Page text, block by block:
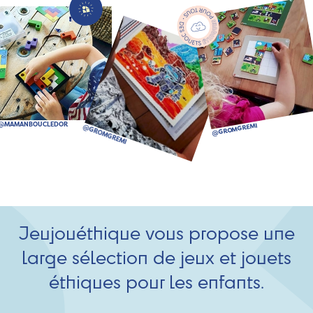
Jeujouéthique vous propose une
large sélection de jeux et jouets
éthiques pour les enfants.